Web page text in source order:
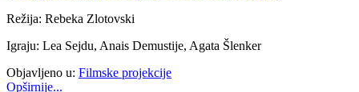
Režija: Rebeka Zlotovski
Igraju: Lea Sejdu, Anais Demustije, Agata Šlenker
Objavljeno u: Filmske projekcije
Opširnije...